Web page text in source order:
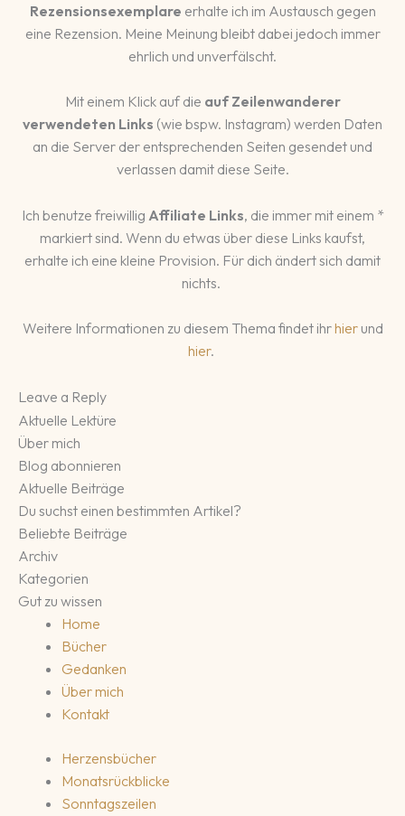
Rezensionsexemplare erhalte ich im Austausch gegen
eine Rezension. Meine Meinung bleibt dabei jedoch immer
ehrlich und unverfälscht.
Mit einem Klick auf die auf Zeilenwanderer
verwendeten Links (wie bspw. Instagram) werden Daten
an die Server der entsprechenden Seiten gesendet und
verlassen damit diese Seite.
Ich benutze freiwillig Affiliate Links, die immer mit einem *
markiert sind. Wenn du etwas über diese Links kaufst,
erhalte ich eine kleine Provision. Für dich ändert sich damit
nichts.
Weitere Informationen zu diesem Thema findet ihrhierund
hier.
Leave a Reply
Aktuelle Lektüre
Über mich
Blog abonnieren
Aktuelle Beiträge
Du suchst einen bestimmten Artikel?
Beliebte Beiträge
Archiv
Kategorien
Gut zu wissen
Home
Bücher
Gedanken
Über mich
Kontakt
Herzensbücher
Monatsrückblicke
Sonntagszeilen